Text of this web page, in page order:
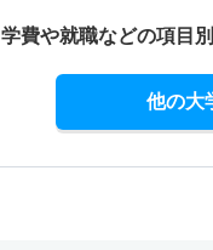
学費や就職などの項目別
他の大